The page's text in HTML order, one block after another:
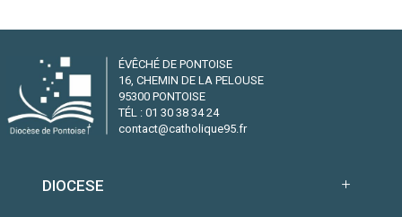
ÉVÊCHÉ DE PONTOISE
16, CHEMIN DE LA PELOUSE
95300 PONTOISE
TÉL : 01 30 38 34 24
contact@catholique95.fr
DIOCESE